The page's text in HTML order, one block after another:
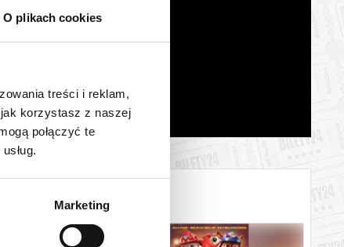
O plikach cookies
treści i reklam,
korzystasz z naszej
połączyć te
Marketing